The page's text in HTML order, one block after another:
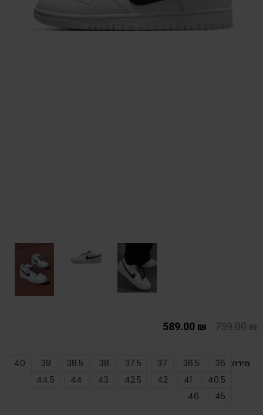
759.00₪
589.00 ₪
מידה 36
36.5
37
37.5
38
38.5
39
40
40.5
41
42
42.5
43
44
44.5
45
46